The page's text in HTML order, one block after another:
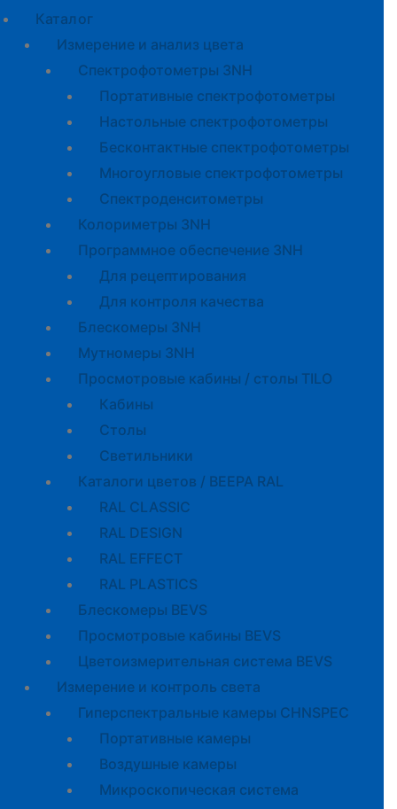
Каталог
Измерение и анализ цвета
Спектрофотометры 3NH
Портативные спектрофотометры
Настольные спектрофотометры
Бесконтактные спектрофотометры
Многоугловые спектрофотометры
Спектроденситометры
Колориметры 3NH
Программное обеспечение 3NH
Для рецептирования
Для контроля качества
Блескомеры 3NH
Мутномеры 3NH
Просмотровые кабины / столы TILO
Кабины
Cтолы
Светильники
Каталоги цветов / BEEPA RAL
RAL CLASSIC
RAL DESIGN
RAL EFFECT
RAL PLASTICS
Блескомеры BEVS
Просмотровые кабины BEVS
Цветоизмерительная система BEVS
Измерение и контроль света
Гиперспектральные камеры CHNSPEC
Портативные камеры
Воздушные камеры
Микроскопическая система